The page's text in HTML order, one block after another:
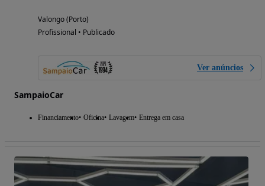
Valongo (Porto)
Profissional • Publicado
Ver anúncios
SampaioCar
Financiamento Oficina Lavagem Entrega em casa